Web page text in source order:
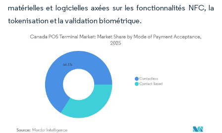
matérielles et logicielles axées sur les fonctionnalités NFC, la
tokenisation et la validation biométrique.